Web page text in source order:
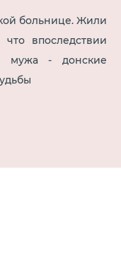
больнице. Жили
впоследствии
мужа - донские